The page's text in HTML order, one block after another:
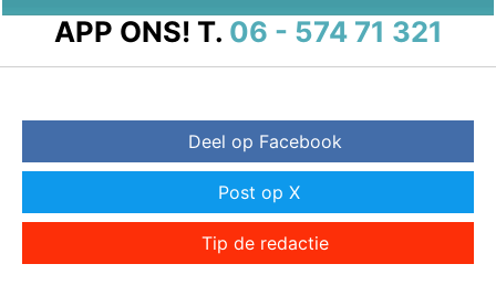
APP ONS! T. 06 - 574 71 321
Deel op Facebook
Post op X
Tip de redactie